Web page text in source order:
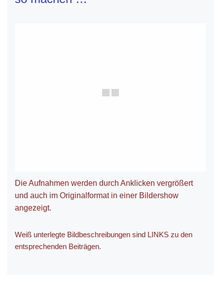
Die Aufnahmen werden durch Anklicken vergrößert
und auch im Originalformat in einer Bildershow
angezeigt.
Weiß unterlegte Bildbeschreibungen sind LINKS zu den
entsprechenden Beiträgen.